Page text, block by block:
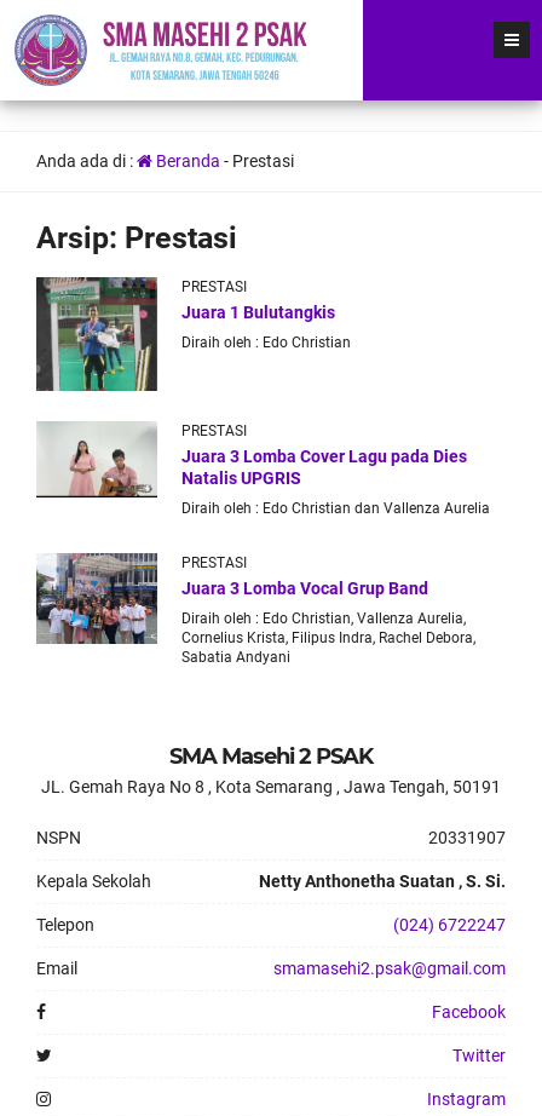
Anda ada di : Beranda - Prestasi
Arsip: Prestasi
PRESTASI
Juara 1 Bulutangkis
Diraih oleh : Edo Christian
PRESTASI
Juara 3 Lomba Cover Lagu pada Dies
Natalis UPGRIS
Diraih oleh : Edo Christian dan Vallenza Aurelia
PRESTASI
Juara 3 Lomba Vocal Grup Band
Diraih oleh : Edo Christian, Vallenza Aurelia,
Cornelius Krista, Filipus Indra, Rachel Debora,
Sabatia Andyani
SMA Masehi 2 PSAK
JL. Gemah Raya No 8 , Kota Semarang , Jawa Tengah, 50191
NSPN 20331907
Kepala Sekolah Netty Anthonetha Suatan , S. Si.
Telepon (024) 6722247
Email smamasehi2.psak@gmail.com
Facebook
Twitter
Instagram